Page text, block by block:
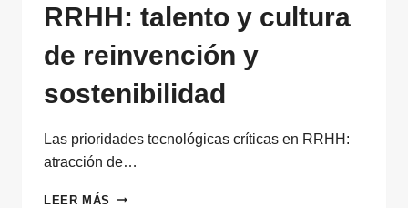
RRHH: talento y cultura
de reinvención y
sostenibilidad
Las prioridades tecnológicas críticas en RRHH:
atracción de…
LEER MÁS PRIORIDADES